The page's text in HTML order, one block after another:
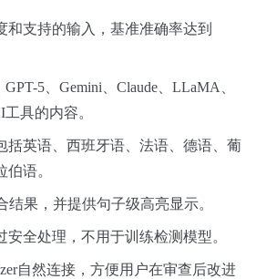
和支持的输入，基准准确率达到
5、Gemini、Claude、LLaMA、
具的内容。
括英语、西班牙语、法语、德语、葡
语。
果，并提供句子级高亮显示。
全处理，不用于训练检测模型。
自然连接，方便用户在审查后改进